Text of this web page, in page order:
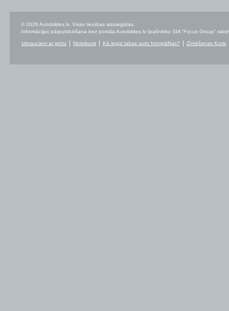
© 2026 Autobildes.lv. Visas tiesības aizsargātas.
Informācijas pārpublicēšana bez portāla Autobildes.lv īpašnieku SIA “Focus Group”
Izbraucieni ar jahtu Noteikumi Kā iegūt labas auto fotogrāfijas? Zīmēšanas Kursi